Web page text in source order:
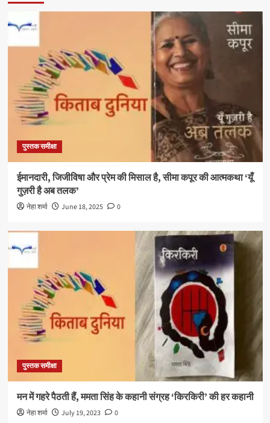
पुस्तक समीक्षा
ईमानदारी, जिजीविषा और प्रेम की मिसाल है, सीमा कपूर की आत्मकथा ‘यूँ
गुज़री है अब तलक’
नेहा शर्मा June 18, 2025 0
पुस्तक समीक्षा
मन में गहरे पैठती हैं, ममता सिंह के कहानी संग्रह ‘किरकिरी’ की हर कहानी
नेहा शर्मा July 19, 2023 0